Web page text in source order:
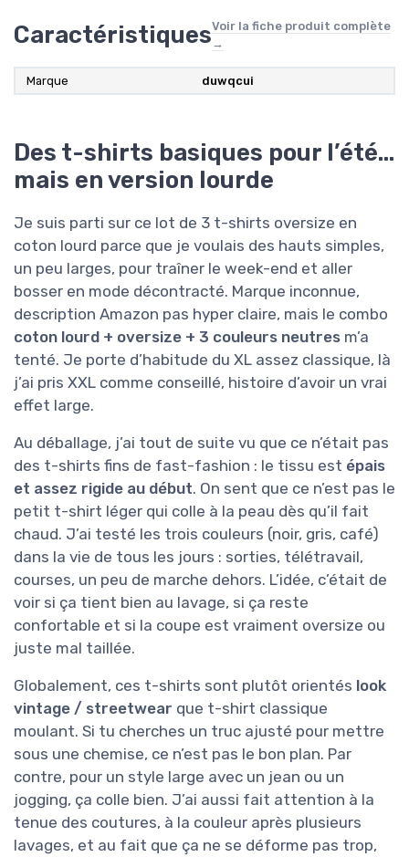
CaractéristiquesVoir la fiche produit complète
→
Marque duwqcui
Des t-shirts basiques pour l’été…
mais en version lourde
Je suis parti sur ce lot de 3 t-shirts oversize en
coton lourd parce que je voulais des hauts simples,
un peu larges, pour traîner le week-end et aller
bosser en mode décontracté. Marque inconnue,
description Amazon pas hyper claire, mais le combo
coton lourd + oversize + 3 couleurs neutres m’a
tenté. Je porte d’habitude du XL assez classique, là
j’ai pris XXL comme conseillé, histoire d’avoir un vrai
effet large.
Au déballage, j’ai tout de suite vu que ce n’était pas
des t-shirts fins de fast-fashion : le tissu est épais
et assez rigide au début. On sent que ce n’est pas le
petit t-shirt léger qui colle à la peau dès qu’il fait
chaud. J’ai testé les trois couleurs (noir, gris, café)
dans la vie de tous les jours : sorties, télétravail,
courses, un peu de marche dehors. L’idée, c’était de
voir si ça tient bien au lavage, si ça reste
confortable et si la coupe est vraiment oversize ou
juste mal taillée.
Globalement, ces t-shirts sont plutôt orientés look
vintage / streetwear que t-shirt classique
moulant. Si tu cherches un truc ajusté pour mettre
sous une chemise, ce n’est pas le bon plan. Par
contre, pour un style large avec un jean ou un
jogging, ça colle bien. J’ai aussi fait attention à la
tenue des coutures, à la couleur après plusieurs
lavages, et au fait que ça ne se déforme pas trop,